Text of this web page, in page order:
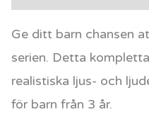
Ge ditt barn chansen
serien. Detta
realistiska ljus- och
för barn från 3 år.